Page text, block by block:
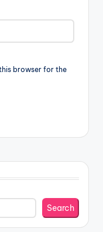
browser for the
Search